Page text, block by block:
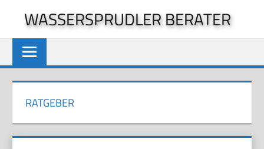
springen
WASSERSPRUDLER BERATER
RATGEBER